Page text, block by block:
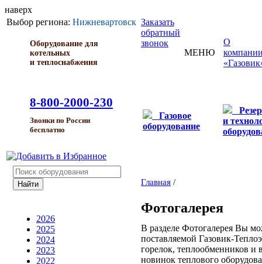
наверх
Выбор региона: Нижневартовск
Оборудование для
котельных
и теплоснабжения
8-800-2000-230
Звонки по России
бесплатно
Заказать
обратный
звонок
МЕНЮ
О
Газовое
оборудование
и
2026
2025
2024
2023
2022
Главная /
Фотогалерея
В разделе Фотогалерея Вы
поставляемой Газовик-
горелок, теплообменников и
новинок теплового